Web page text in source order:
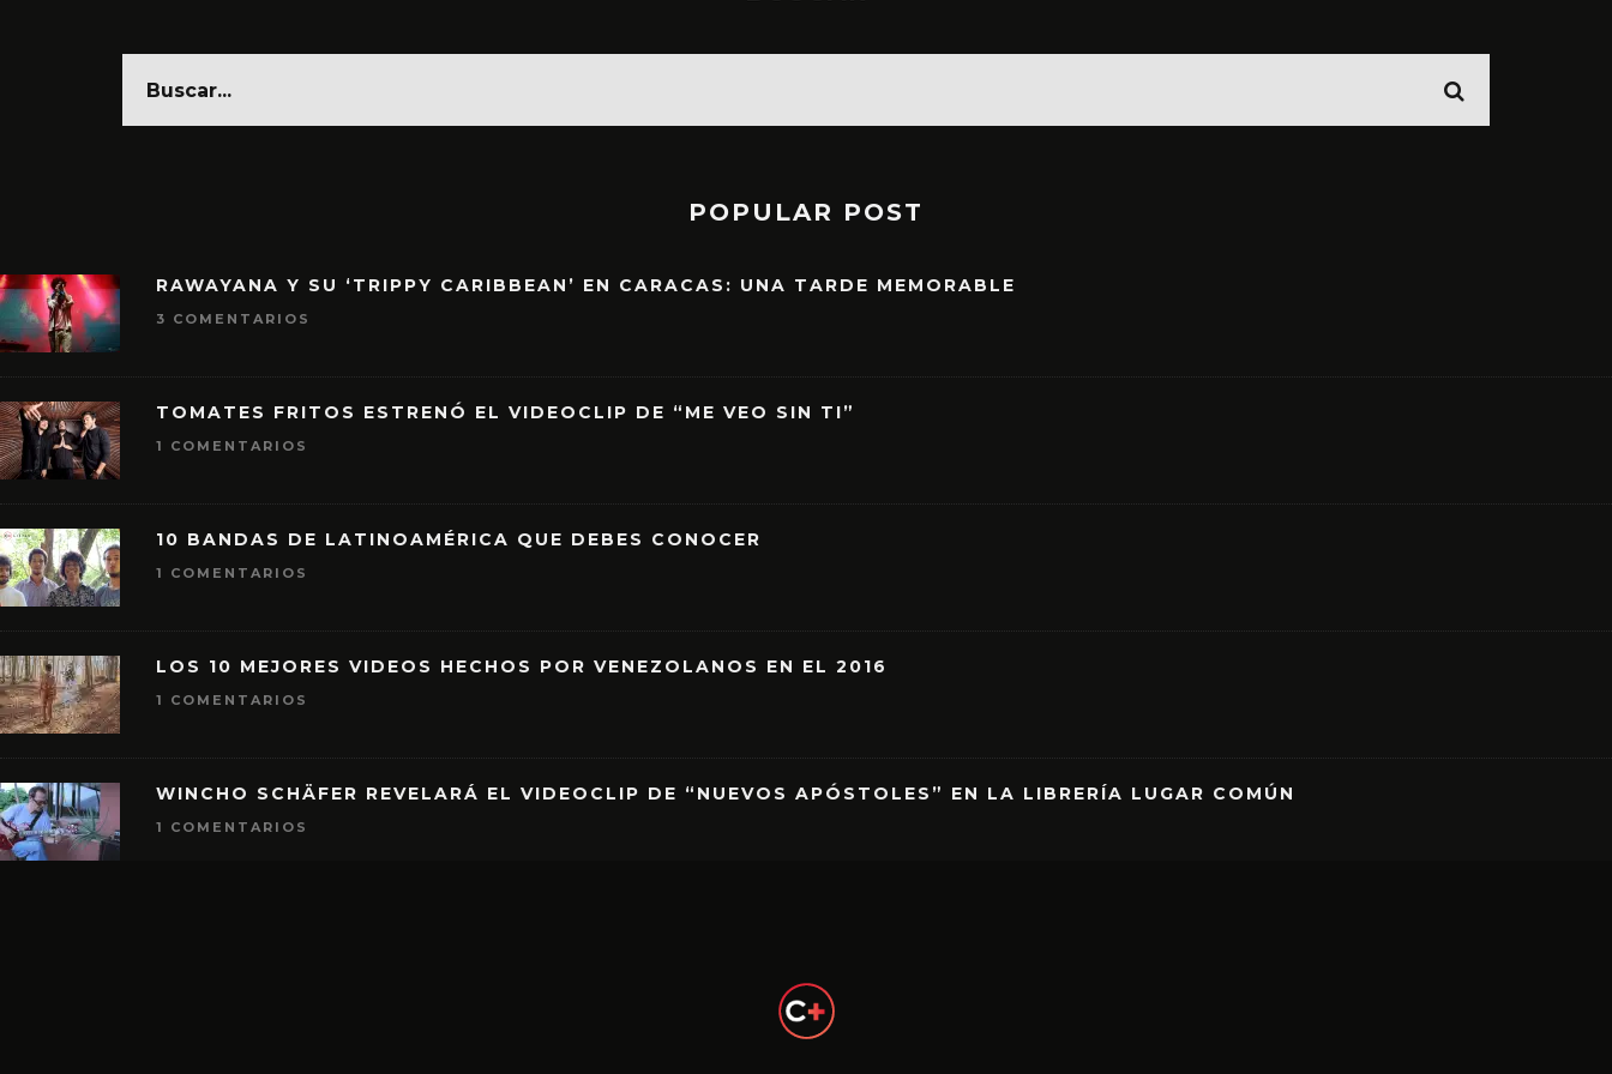
POPULAR POST
RAWAYANA Y SU ‘TRIPPY CARIBBEAN’ EN CARACAS: UNA TARDE MEMORABLE
3 COMENTARIOS
TOMATES FRITOS ESTRENÓ EL VIDEOCLIP DE “ME VEO SIN TI”
1 COMENTARIOS
10 BANDAS DE LATINOAMÉRICA QUE DEBES CONOCER
1 COMENTARIOS
LOS 10 MEJORES VIDEOS HECHOS POR VENEZOLANOS EN EL 2016
1 COMENTARIOS
WINCHO SCHÄFER REVELARÁ EL VIDEOCLIP DE “NUEVOS APÓSTOLES” EN LA LIBRERÍA LUGAR COMÚN
1 COMENTARIOS